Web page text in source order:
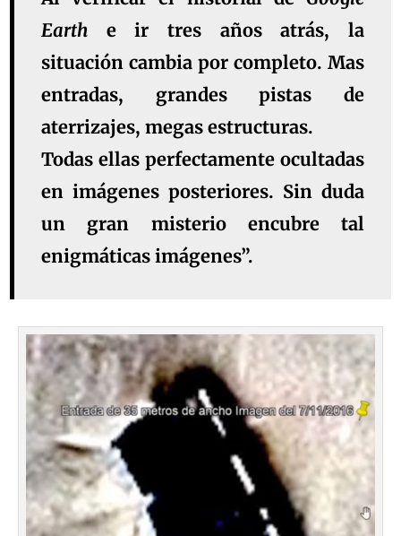
Earth e ir tres años atrás, la
situación cambia por completo. Mas
entradas, grandes pistas de
aterrizajes, megas estructuras.
Todas ellas perfectamente ocultadas
en imágenes posteriores. Sin duda
un gran misterio encubre tal
enigmáticas imágenes”.